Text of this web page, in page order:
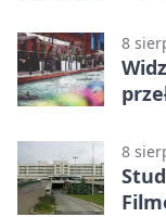
8
8